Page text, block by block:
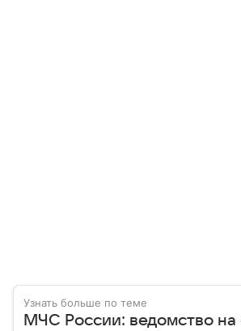
Узнать больше по теме
МЧС России: ведомство на